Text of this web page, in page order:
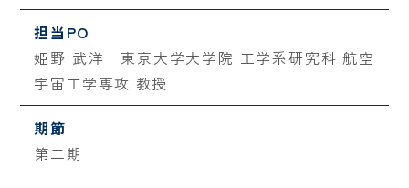
担当PO
姫野 武洋 東京大学大学院 工学系研究科 航空
宇宙工学専攻 教授
期節
第二期